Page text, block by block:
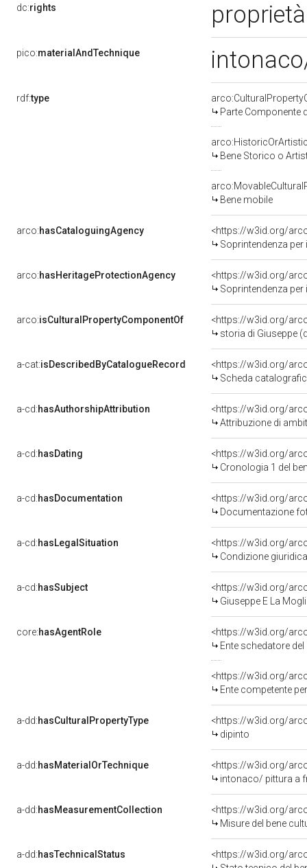
dc:rights
pico:materialAndTechnique
rdf:type
Parte Componente
Bene Storico o
Bene mobile
arco:hasCataloguingAgency
<https://w3id.org/
Soprintendenza
arco:hasHeritageProtectionAgency
<https://w3id.org/
Soprintendenza per i
arco:isCulturalPropertyComponentOf
<https://w3id.org/
storia di Giuseppe
a-cat:isDescribedByCatalogueRecord
<https://w3id.org/
Scheda
a-cd:hasAuthorshipAttribution
<https://w3id.org/
Attribuzione di
a-cd:hasDating
<https://w3id.org/
Cronologia 1 del
a-cd:hasDocumentation
Documentazione
a-cd:hasLegalSituation
Condizione
a-cd:hasSubject
<https://w3id.org/
Giuseppe E La
core:hasAgentRole
<https://w3id.org/
Ente schedatore
<https://w3id.org/
Ente competente per tutela del
a-dd:hasCulturalPropertyType
<https://w3id.org/
dipinto
a-dd:hasMaterialOrTechnique
<https://w3id.org/
intonaco/ pittura a
a-dd:hasMeasurementCollection
<https://w3id.org/
Misure del bene
a-dd:hasTechnicalStatus
<https://w3id.org/